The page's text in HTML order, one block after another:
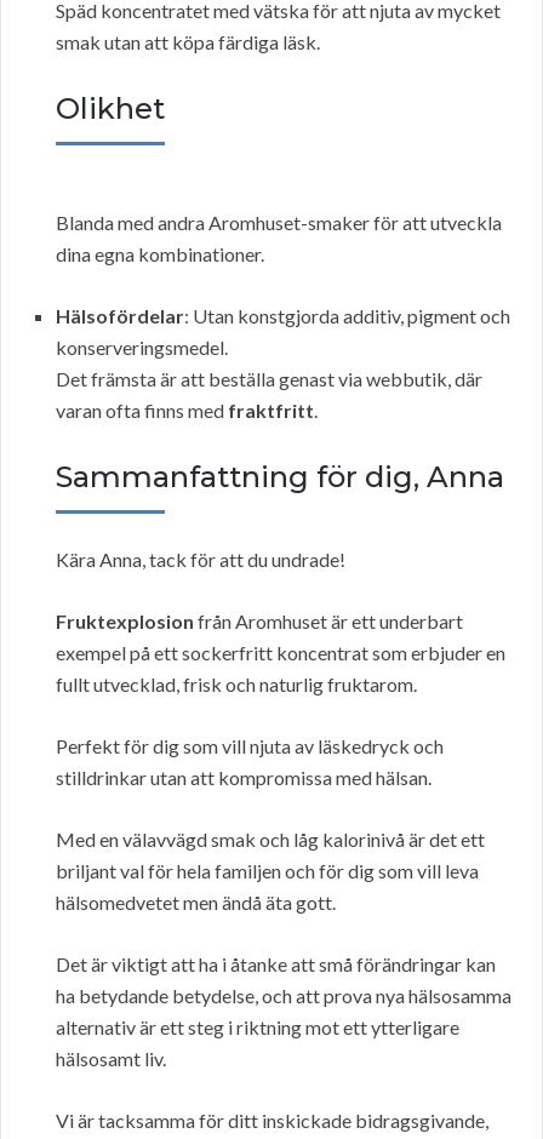
Späd koncentratet med vätska för att njuta av mycket
smak utan att köpa färdiga läsk.
Olikhet
Blanda med andra Aromhuset-smaker för att utveckla
dina egna kombinationer.
Hälsofördelar: Utan konstgjorda additiv, pigment och
konserveringsmedel.
Det främsta är att beställa genast via webbutik, där
varan ofta finns med fraktfritt.
Sammanfattning för dig, Anna
Kära Anna, tack för att du undrade!
Fruktexplosion från Aromhuset är ett underbart
exempel på ett sockerfritt koncentrat som erbjuder en
fullt utvecklad, frisk och naturlig fruktarom.
Perfekt för dig som vill njuta av läskedryck och
stilldrinkar utan att kompromissa med hälsan.
Med en välavvägd smak och låg kalorinivå är det ett
briljant val för hela familjen och för dig som vill leva
hälsomedvetet men ändå äta gott.
Det är viktigt att ha i åtanke att små förändringar kan
ha betydande betydelse, och att prova nya hälsosamma
alternativ är ett steg i riktning mot ett ytterligare
hälsosamt liv.
Vi är tacksamma för ditt inskickade bidragsgivande,